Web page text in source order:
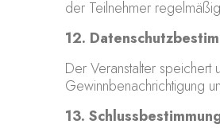
der Teilnehmer
12.
Der Veranstalter speichert
Gewinnbenachrichtigung
13.